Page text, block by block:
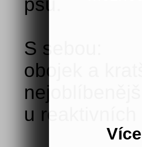
psů.
S sebou:
obojek a
u